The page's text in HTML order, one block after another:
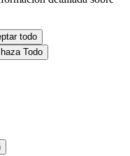
todo
Todo